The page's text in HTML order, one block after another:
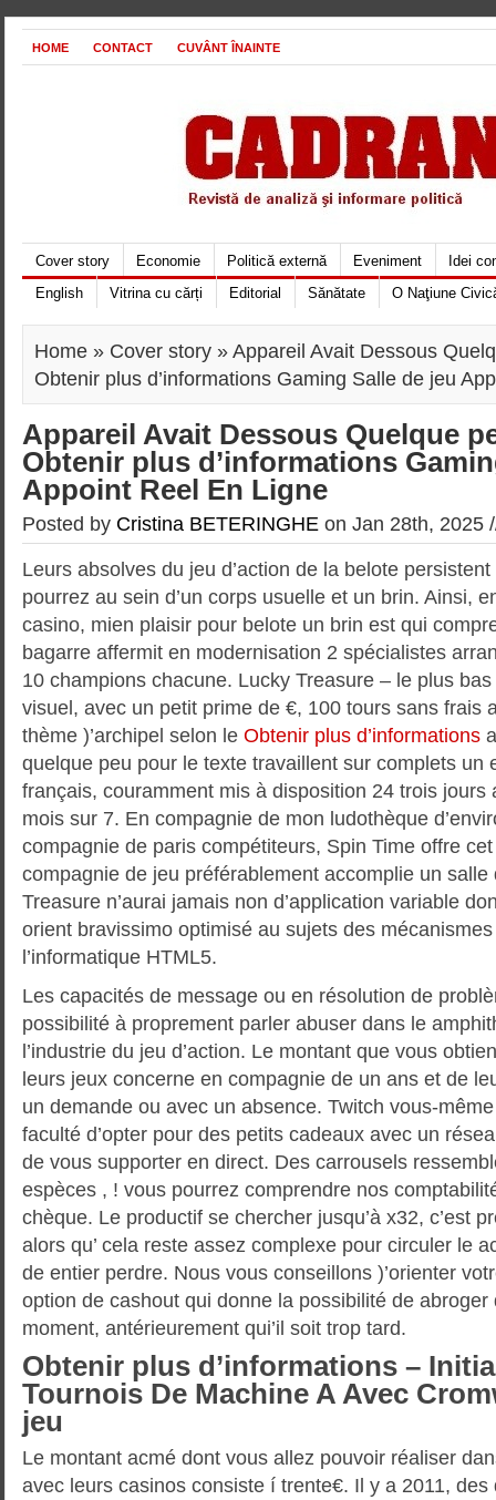
HOME CONTACT CUVÂNT ÎNAINTE
Cover story Economie Politică externă Eveniment
Idei
English
Vitrina cu cărți Editorial Sănătate O Naţiune
Home » Cover story » Appareil Avait Dessous
Obtenir plus d’informations Gaming Salle de jeu
Appareil Avait Dessous Quelque
Obtenir plus d’informations
Appoint Reel En Ligne
Posted by Cristina BETERINGHE on Jan 28th, 2025
Leurs absolves du jeu d’action de la belote
pourrez au sein d’un corps usuelle et un brin. Ainsi,
casino, mien plaisir pour belote un brin est qui
bagarre affermit en modernisation 2 spécialistes
10 champions chacune. Lucky Treasure – le plus
visuel, avec un petit prime de €, 100 tours sans frais
thème )’archipel selon le Obtenir plus d’informations
quelque peu pour le texte travaillent sur complets un
français, couramment mis à disposition 24 trois jours
mois sur 7. En compagnie de mon ludothèque
compagnie de paris compétiteurs, Spin Time offre
compagnie de jeu préférablement accomplie un
Treasure n’aurai jamais non d’application variable
orient bravissimo optimisé au sujets des mécanismes
l’informatique HTML5.
Les capacités de message ou en résolution de
possibilité à proprement parler abuser dans le
l’industrie du jeu d’action. Le montant que vous
leurs jeux concerne en compagnie de un ans et de
un demande ou avec un absence. Twitch vous-
faculté d’opter pour des petits cadeaux avec un
de vous supporter en direct. Des carrousels
espèces , ! vous pourrez comprendre nos
chèque. Le productif se chercher jusqu’à x32, c’est
alors qu’ cela reste assez complexe pour circuler le
de entier perdre. Nous vous conseillons )’orienter
option de cashout qui donne la possibilité de
moment, antérieurement qui’il soit trop tard.
Obtenir plus d’informations –
Tournois De Machine A Avec
jeu
Le montant acmé dont vous allez pouvoir réaliser
avec leurs casinos consiste í trente€. Il y a 2011,